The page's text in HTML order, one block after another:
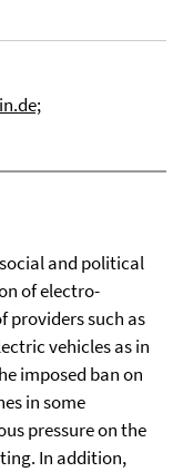
and political
of electro-
providers such as
vehicles as in
imposed ban on
in some
pressure on the
In addition,